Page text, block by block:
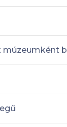
múzeumként